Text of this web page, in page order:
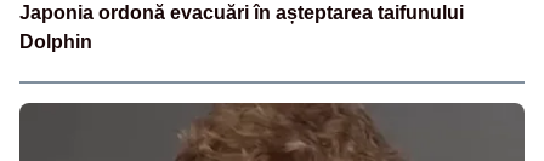
Japonia ordonă evacuări în așteptarea taifunului
Dolphin